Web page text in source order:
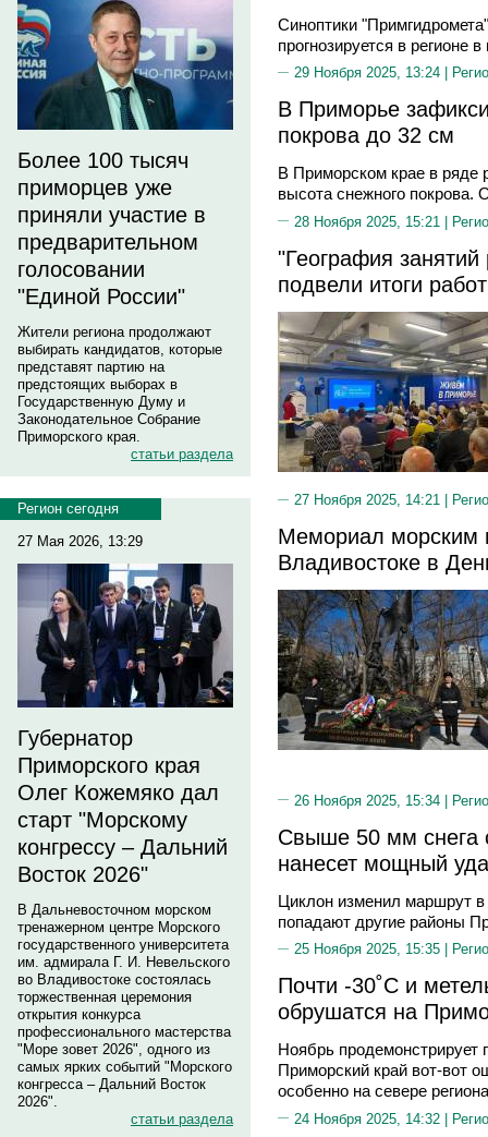
Более 100 тысяч
приморцев уже
приняли участие в
предварительном
голосовании
"Единой России"
Жители региона продолжают
выбирать кандидатов, которые
представят партию на
предстоящих выборах в
Государственную Думу и
Законодательное Собрание
Приморского края.
статьи раздела
Регион сегодня
27 Мая 2026, 13:29
Губернатор
Приморского края
Олег Кожемяко дал
старт "Морскому
конгрессу – Дальний
Восток 2026"
В Дальневосточном морском
тренажерном центре Морского
государственного университета
им. адмирала Г. И. Невельского
во Владивостоке состоялась
торжественная церемония
открытия конкурса
профессионального мастерства
"Море зовет 2026", одного из
самых ярких событий "Морского
конгресса – Дальний Восток
2026".
статьи раздела
Синоптики
прогнозируется в регионе
29 Ноября 2025, 13:24 |
В Приморье
покрова до 32 см
В Приморском крае в ряде
высота снежного
28 Ноября 2025, 15:21 |
"География
подвели итоги
27 Ноября 2025, 14:21 |
Мемориал морским
Владивостоке в
26 Ноября 2025, 15:34 |
Свыше 50 мм снега
нанесет мощный
Циклон изменил маршрут
попадают другие районы
25 Ноября 2025, 15:35 |
Почти -30˚С и
обрушатся на
Ноябрь продемонстрирует
Приморский край вот-вот
особенно на севере
24 Ноября 2025, 14:32 |